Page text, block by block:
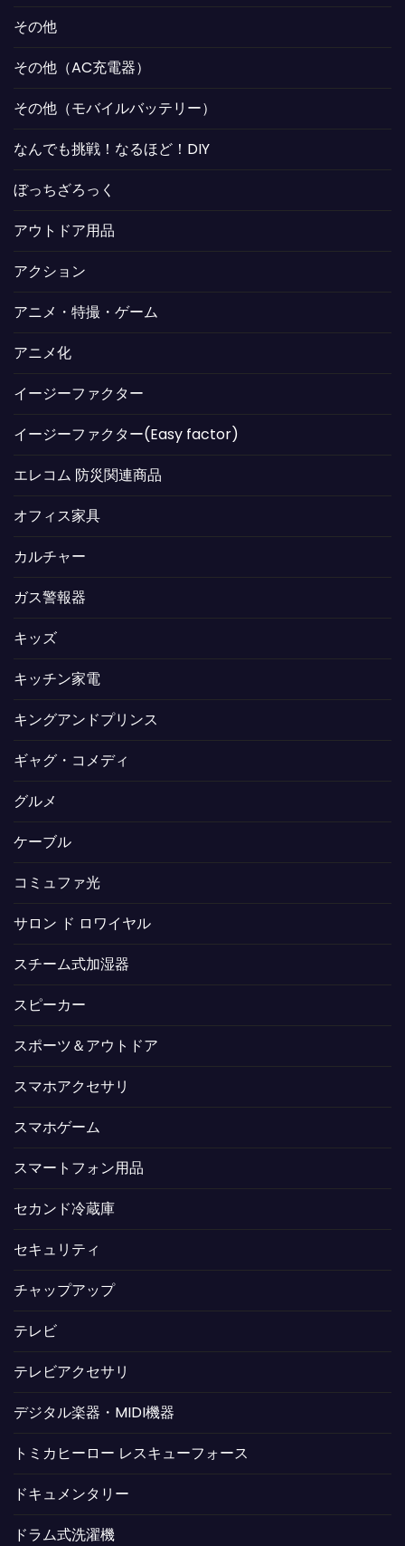
その他
その他（AC充電器）
その他（モバイルバッテリー）
なんでも挑戦！なるほど！DIY
ぼっちざろっく
アウトドア用品
アクション
アニメ・特撮・ゲーム
アニメ化
イージーファクター
イージーファクター(Easy factor)
エレコム 防災関連商品
オフィス家具
カルチャー
ガス警報器
キッズ
キッチン家電
キングアンドプリンス
ギャグ・コメディ
グルメ
ケーブル
コミュファ光
サロン ド ロワイヤル
スチーム式加湿器
スピーカー
スポーツ＆アウトドア
スマホアクセサリ
スマホゲーム
スマートフォン用品
セカンド冷蔵庫
セキュリティ
チャップアップ
テレビ
テレビアクセサリ
デジタル楽器・MIDI機器
トミカヒーロー レスキューフォース
ドキュメンタリー
ドラム式洗濯機